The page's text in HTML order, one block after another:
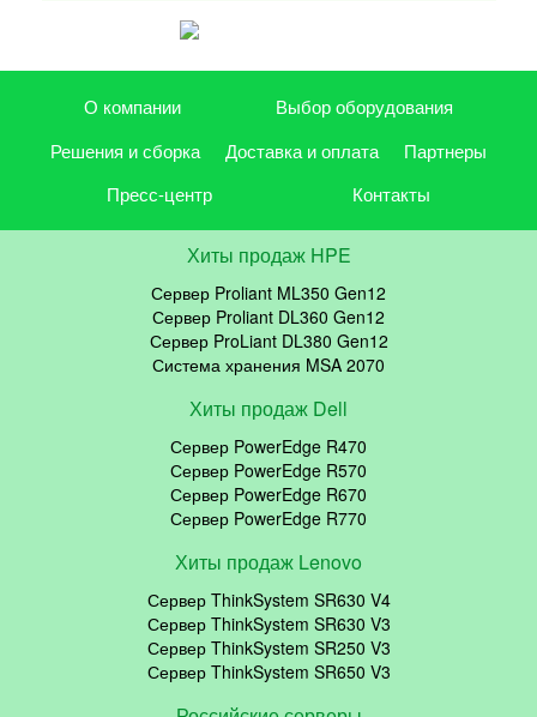
О компании
Выбор оборудования
Решения и сборка
Доставка и оплата
Партнеры
Пресс-центр
Контакты
Хиты продаж HPE
Сервер Proliant ML350 Gen12
Сервер Proliant DL360 Gen12
Сервер ProLiant DL380 Gen12
Система хранения MSA 2070
Хиты продаж Dell
Сервер PowerEdge R470
Сервер PowerEdge R570
Сервер PowerEdge R670
Сервер PowerEdge R770
Хиты продаж Lenovo
Сервер ThinkSystem SR630 V4
Сервер ThinkSystem SR630 V3
Сервер ThinkSystem SR250 V3
Сервер ThinkSystem SR650 V3